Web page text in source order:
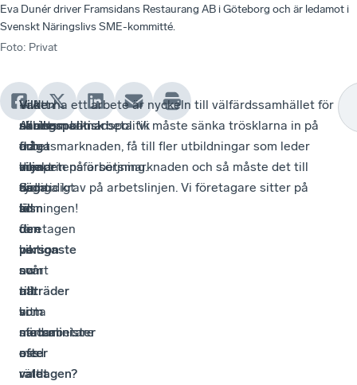
Eva Dunér driver Framsidans Restaurang AB i Göteborg och är ledamot i
Svenskt Näringslivs SME-kommitté.
Foto: Privat
Vilken
näringspolitisk
fråga
menar
du
är
den
viktigaste
nu
när
vi
närmar
oss
valdagen?
–
Arbetsmarknadspolitik
och
kompetensförsörjning.
Samtidigt
som
företagen
har
svårt
att
hitta
medarbetare
med
rätt
Vad
skulle
du
vilja
säga
till
den
person
som
tillträder
som
statsminister
efter
valet
– Att ha ett arbete är nyckeln till välfärdssamhället för
alla som kan arbeta. Vi måste sänka trösklarna in på
arbetsmarknaden, få till fler utbildningar som leder
direkt in på arbetsmarknaden och så måste det till
tydliga krav på arbetslinjen. Vi företagare sitter på
lösningen!